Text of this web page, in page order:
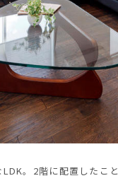
。2階に配置したこ